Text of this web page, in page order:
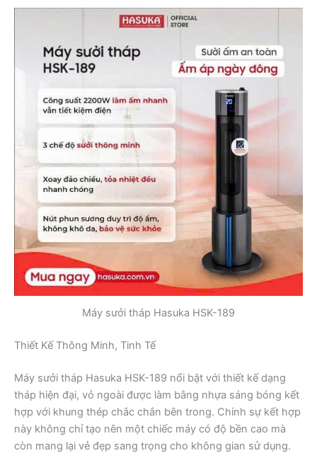
Máy sưởi tháp Hasuka HSK-189
Thiết Kế Thông Minh, Tinh Tế
Máy sưởi tháp Hasuka HSK-189 nổi bật với thiết kế dạng
tháp hiện đại, vỏ ngoài được làm bằng nhựa sáng bóng kết
hợp với khung thép chắc chắn bên trong. Chính sự kết hợp
này không chỉ tạo nên một chiếc máy có độ bền cao mà
còn mang lại vẻ đẹp sang trọng cho không gian sử dụng.